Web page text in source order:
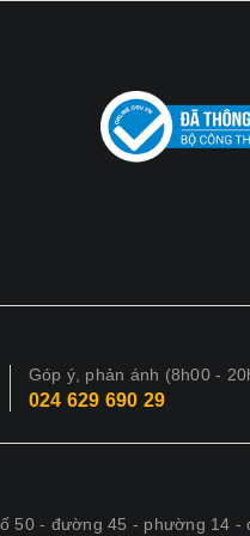
Góp ý, phản ánh (8h00 -
024 629 690 29
50 - đường 45 - phường 14 -